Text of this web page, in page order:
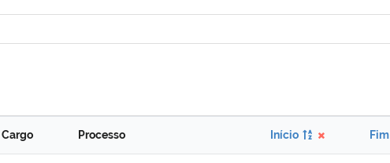
Cargo Processo Início Fim